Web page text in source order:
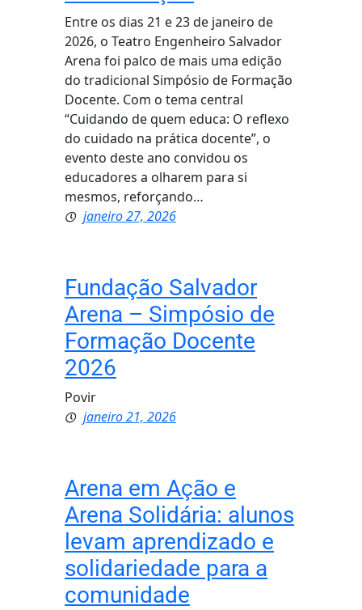
Entre os dias 21 e 23 de janeiro de
2026, o Teatro Engenheiro Salvador
Arena foi palco de mais uma edição
do tradicional Simpósio de Formação
Docente. Com o tema central
“Cuidando de quem educa: O reflexo
do cuidado na prática docente”, o
evento deste ano convidou os
educadores a olharem para si
mesmos, reforçando…
janeiro 27, 2026
Fundação Salvador
Arena – Simpósio de
Formação Docente
2026
Povir
janeiro 21, 2026
Arena em Ação e
Arena Solidária: alunos
levam aprendizado e
solidariedade para a
comunidade